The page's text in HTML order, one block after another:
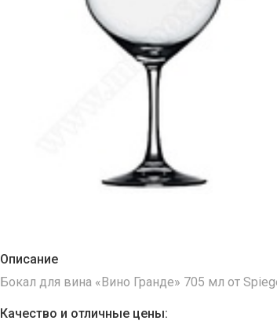
Описание
Бокал для вина «Вино Гранде» 705 мл от
Качество и отличные цены: